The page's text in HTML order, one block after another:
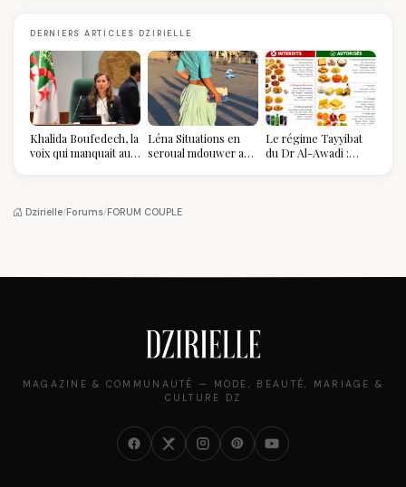
DERNIERS ARTICLES DZIRIELLE
Khalida Boufedech, la
voix qui manquait au
Léna Situations en
seroual mdouwer au
pièce mode de l'été
Le régime Tayyibat
du Dr Al-Awadi :
Dzirielle/Forums/FORUM COUPLE
MAGAZINE & COMMUNAUTÉ — MODE, BEAUTÉ, MARIAGE &
CULTURE DZ